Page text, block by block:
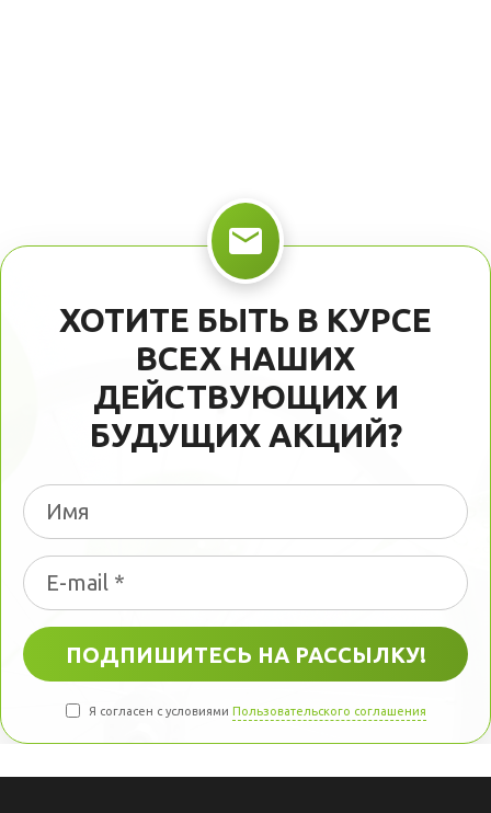
ХОТИТЕ БЫТЬ В КУРСЕ
ВСЕХ НАШИХ
ДЕЙСТВУЮЩИХ И
БУДУЩИХ АКЦИЙ?
Я согласен с условиями Пользовательского соглашения